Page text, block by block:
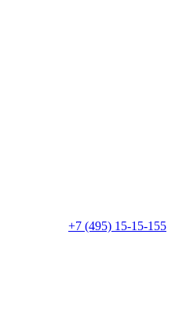
+7 (495) 15-15-155